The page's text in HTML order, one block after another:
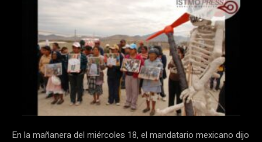
En la mañanera del miércoles 18, el mandatario mexicano dijo